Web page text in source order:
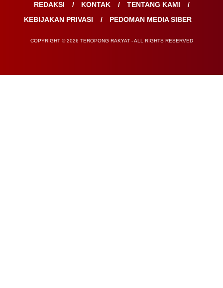
REDAKSI KONTAK
TENTANG KAMI
KEBIJAKAN PRIVASI
PEDOMAN MEDIA SIBER
COPYRIGHT © 2026 TEROPONG RAKYAT - ALL RIGHTS RESERVED